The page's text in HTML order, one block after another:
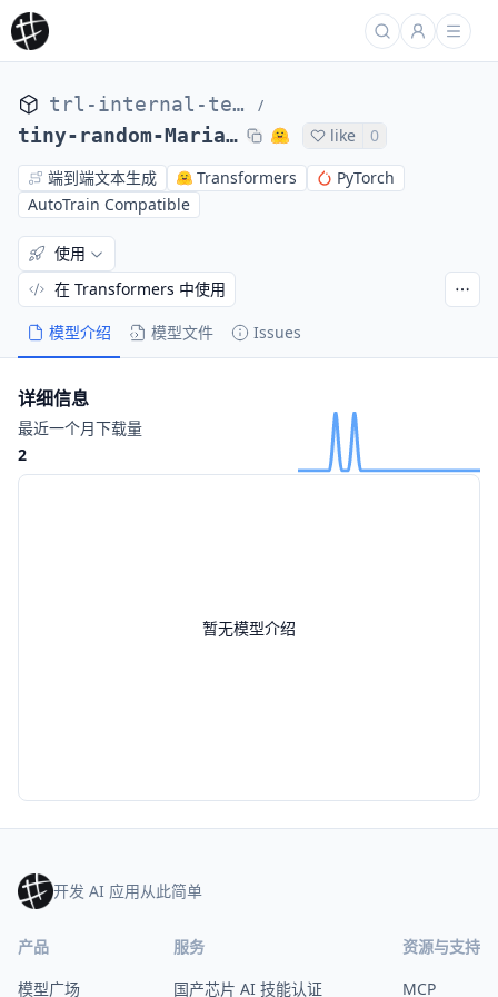
trl-internal-testing /
tiny-random-MarianMTModel like
0
端到端文本生成
Transformers
PyTorch
AutoTrain Compatible
模型介绍 模型文件 Issues
使用
在 Transformers 中使用
暂无模型介绍
详细信息
最近一个月下载量
2
开发 AI 应用从此简单
产品
模型广场
服务
国产芯片 AI 技能认证
资源与支持
MCP